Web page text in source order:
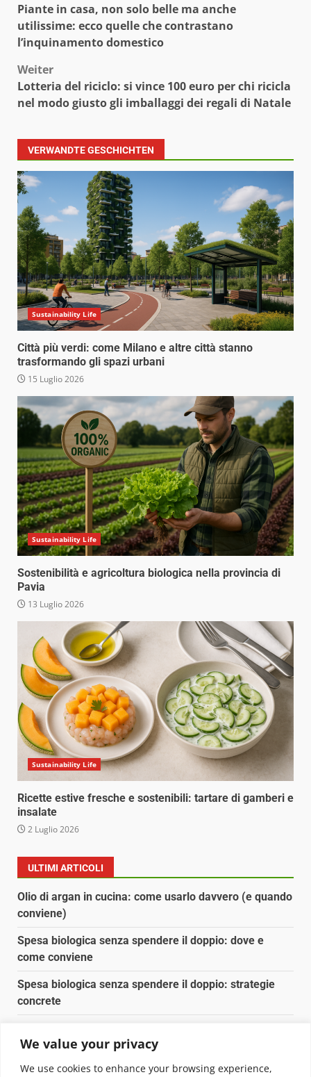
We value your privacy
We use cookies to enhance your browsing experience,
Piante in casa, non solo belle ma anche
utilissime: ecco quelle che contrastano
l’inquinamento domestico
Weiter
Lotteria del riciclo: si vince 100 euro per chi ricicla
nel modo giusto gli imballaggi dei regali di Natale
VERWANDTE GESCHICHTEN
Sustainability Life
Città più verdi: come Milano e altre città stanno
trasformando gli spazi urbani
15 Luglio 2026
Sustainability Life
Sostenibilità e agricoltura biologica nella provincia di
Pavia
13 Luglio 2026
Sustainability Life
Ricette estive fresche e sostenibili: tartare di gamberi e
insalate
2 Luglio 2026
ULTIMI ARTICOLI
Olio di argan in cucina: come usarlo davvero (e quando
conviene)
Spesa biologica senza spendere il doppio: dove e
come conviene
Spesa biologica senza spendere il doppio: strategie
concrete
Pulizia naturale della casa: 3 ingredienti che
sostituiscono 10 prodotti chimici